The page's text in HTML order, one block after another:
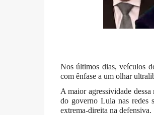
Nos últimos dias, veículos
com ênfase a um olhar
A maior agressividade
do governo Lula nas redes
extrema-direita na defensiva.